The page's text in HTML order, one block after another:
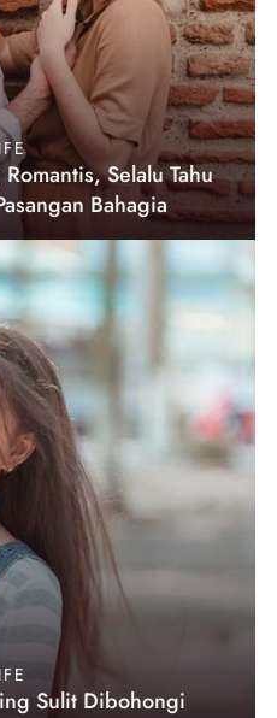
Selalu Tahu
Bahagia
Sulit Dibohongi